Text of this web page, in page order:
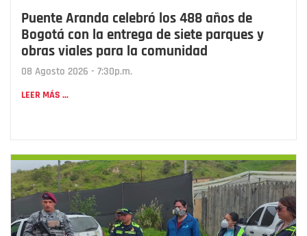
Puente Aranda celebró los 488 años de
Bogotá con la entrega de siete parques y
obras viales para la comunidad
08 Agosto 2026 - 7:30p.m.
LEER MÁS ...